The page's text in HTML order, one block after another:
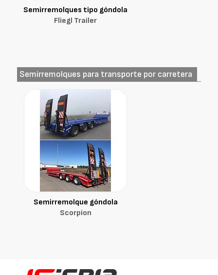
Semirremolques tipo góndola
Fliegl Trailer
Semirremolques para transporte por carretera
Semirremolque góndola
Scorpion